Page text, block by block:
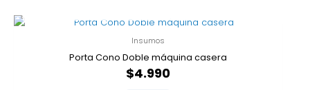
Insumos
Porta Cono Doble máquina casera
$4.990